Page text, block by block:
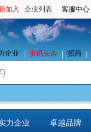
客服中心
企业列表
加入
企业 资讯头条 招商
力企业 卓越品牌